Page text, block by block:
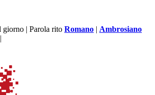
giorno | Parola rito Romano | Ambrosiano
|